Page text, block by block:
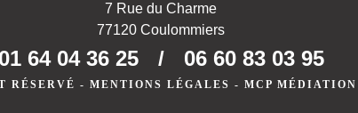
7 Rue du Charme
77120 Coulommiers
01 64 04 36 25 / 06 60 83 03 95
RÉSERVÉ - MENTIONS LÉGALES - MCP